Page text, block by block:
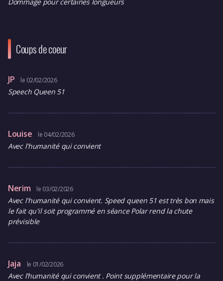
Coups de coeur
JP le 02/02/2026
Speech Queen 51
Louise le 04/02/2026
Avec l'humanité qui convient
Nerim le 03/02/2026
Avec l'humanité qui convient. Speed queen 51 est très bon mais
le fait qu'il soit programmé en séance Polar rend la chute
prévisible
Jaja le 01/02/2026
Avec l’humanité qui convient . Point supplémentaire pour la